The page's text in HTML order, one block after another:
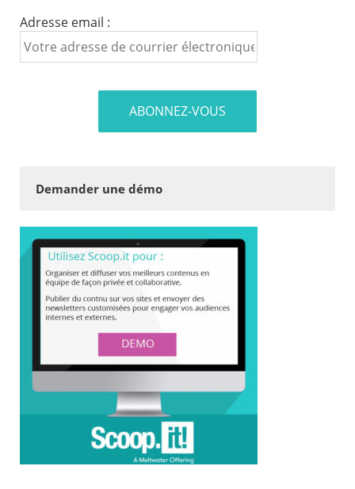
Adresse email :
Demander une démo